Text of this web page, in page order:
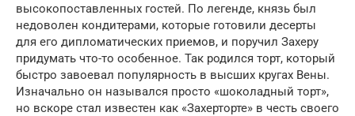
высокопоставленных гостей. По легенде, князь был
недоволен кондитерами, которые готовили десерты
для его дипломатических приемов, и поручил Захеру
придумать что-то особенное. Так родился торт, который
быстро завоевал популярность в высших кругах Вены.
Изначально он назывался просто «шоколадный торт»,
но вскоре стал известен как «Захерторте» в честь своего